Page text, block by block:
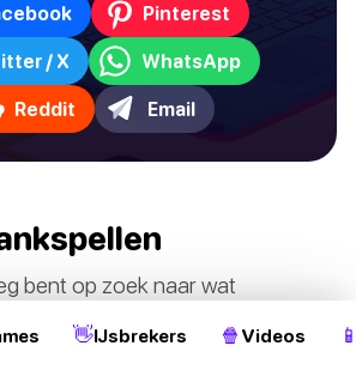
Pinterest
/ X WhatsApp
Reddit Email
👋IJsbrekers 🍿 Videos
bent op zoek naar wat
iemand thuis bent op zoek naar
Wij helpen je aan de beste